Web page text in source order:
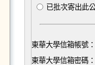
已批次寄出此
東華大學信箱帳號：
東華大學信箱密碼：